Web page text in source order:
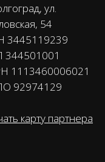
ул.
54
3445119239
344501001
1113460006021
92974129
карту партнера